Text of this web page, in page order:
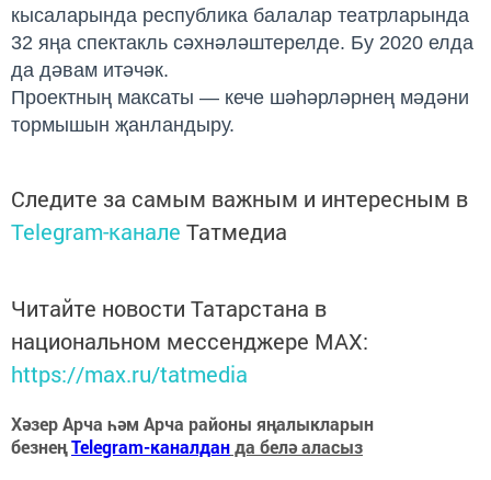
кысаларында республика балалар театрларында
32 яңа спектакль сәхнәләштерелде. Бу 2020 елда
да дәвам итәчәк.
Проектның максаты — кече шәһәрләрнең мәдәни
тормышын җанландыру.
Следите за самым важным и интересным в
Telegram-канале Татмедиа
Читайте новости Татарстана в
национальном мессенджере MАХ:
https://max.ru/tatmedia
Хәзер Арча һәм Арча районы яңалыкларын
безнеңTelegram-каналданда белә аласыз